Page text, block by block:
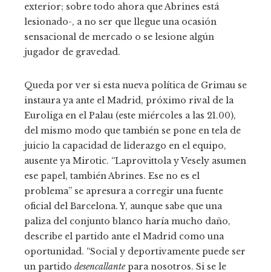
exterior; sobre todo ahora que Abrines está
lesionado-, a no ser que llegue una ocasión
sensacional de mercado o se lesione algún
jugador de gravedad.
Queda por ver si esta nueva política de Grimau se
instaura ya ante el Madrid, próximo rival de la
Euroliga en el Palau (este miércoles a las 21.00),
del mismo modo que también se pone en tela de
juicio la capacidad de liderazgo en el equipo,
ausente ya Mirotic. “Laprovittola y Vesely asumen
ese papel, también Abrines. Ese no es el
problema” se apresura a corregir una fuente
oficial del Barcelona. Y, aunque sabe que una
paliza del conjunto blanco haría mucho daño,
describe el partido ante el Madrid como una
oportunidad. “Social y deportivamente puede ser
un partido desencallantepara nosotros. Si se le